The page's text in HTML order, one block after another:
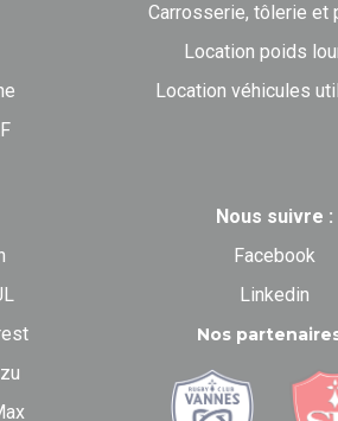
Carrosserie, tôlerie et
Location poids
Location véhicules
Nous suivre :
Facebook
Linkedin
Nos